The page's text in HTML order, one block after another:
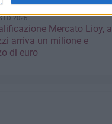
2026
Mercato Lioy, a
arriva un milione e
di euro